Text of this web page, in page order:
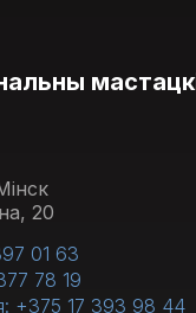
20
01 63
78 19
+375 17 393 98 44